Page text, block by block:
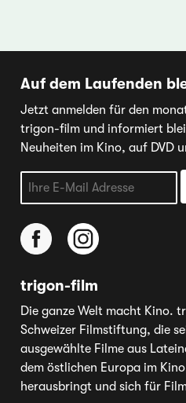
Auf dem Laufenden
Jetzt anmelden für den
trigon-film und informiert
Neuheiten im Kino, auf DVD
trigon-film
Die ganze Welt macht Kino.
Schweizer Filmstiftung, die
ausgewählte Filme aus
dem östlichen Europa im
herausbringt und sich für